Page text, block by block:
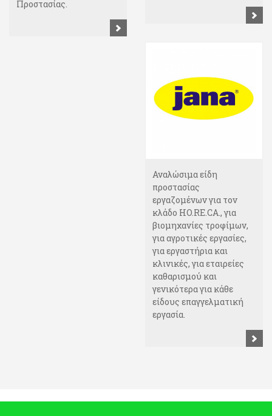
Προστασίας.
Αναλώσιμα είδη
προστασίας
εργαζομένων για τον
κλάδο HO.RE.CA., για
βιομηχανίες τροφίμων,
για αγροτικές εργασίες,
για εργαστήρια και
κλινικές, για εταιρείες
καθαρισμού και
γενικότερα για κάθε
είδους επαγγελματική
εργασία.